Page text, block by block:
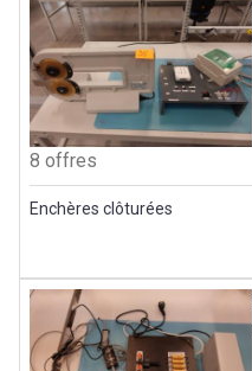
8 offres
Enchères clôturées